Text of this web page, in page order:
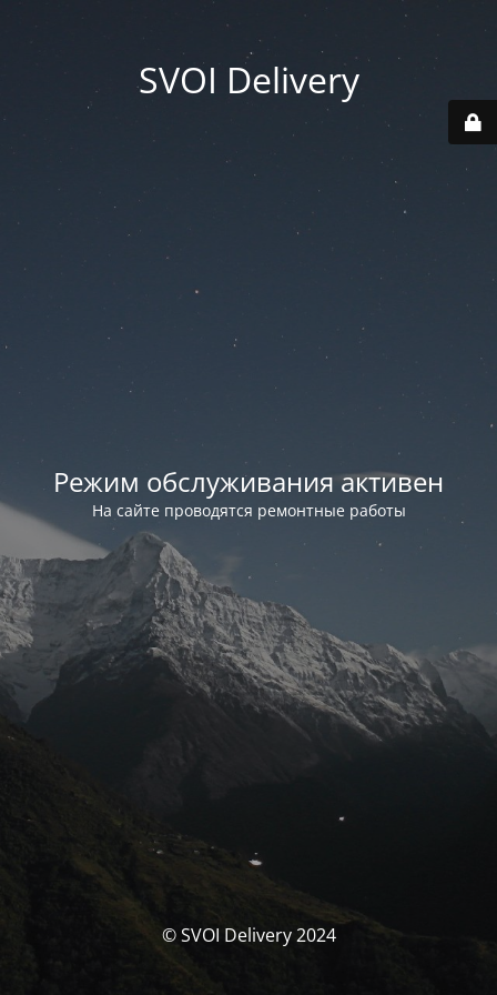
SVOI Delivery
Режим обслуживания активен
На сайте проводятся ремонтные работы
© SVOI Delivery 2024